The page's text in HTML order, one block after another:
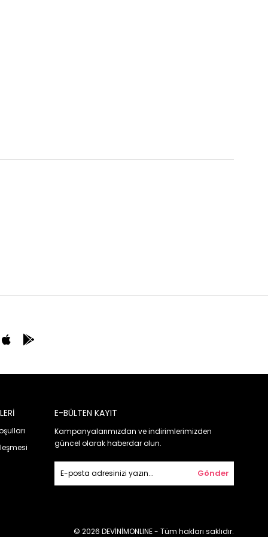
E-BÜLTEN KAYIT
Kampanyalarımızdan ve indirimlerimizden
güncel olarak haberdar olun.
Gönder
© 2026 DEVİNİMONLINE - Tüm hakları saklıdır.